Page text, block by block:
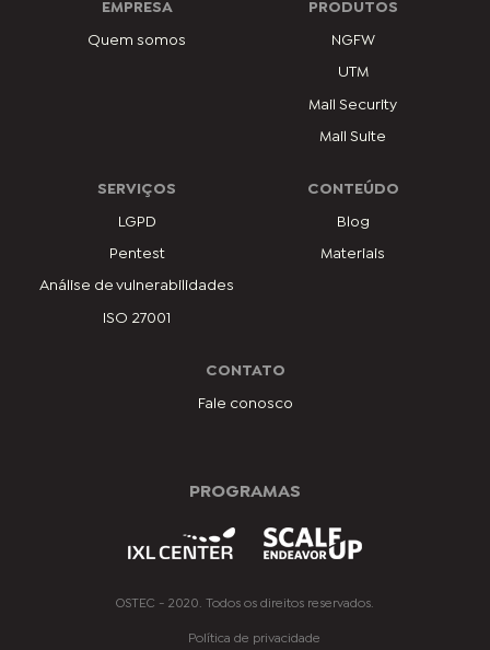
EMPRESA
Quem somos
PRODUTOS
NGFW
UTM
Mail Security
Mail Suite
SERVIÇOS
LGPD
Pentest
Análise de vulnerabilidades
ISO 27001
CONTEÚDO
Blog
Materiais
CONTATO
Fale conosco
PROGRAMAS
OSTEC - 2020. Todos os direitos reservados.
Política de privacidade